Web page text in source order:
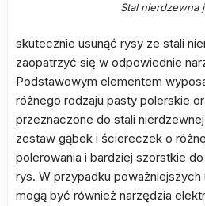
Stal nierdzewna
skutecznie usunąć rysy ze stali
zaopatrzyć się w odpowiednie
Podstawowym elementem
różnego rodzaju pasty polerskie
przeznaczone do stali
zestaw gąbek i ściereczek o
polerowania i bardziej szorstkie
rys. W przypadku
mogą być również narzędzia